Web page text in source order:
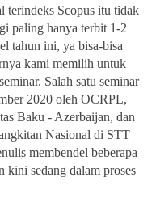
terindeks Scopus itu tidak
paling hanya terbit 1-2
tahun ini, ya bisa-bisa
kami memilih untuk
Salah satu seminar
2020 oleh OCRPL,
Baku - Azerbaijan, dan
Nasional di STT
membendel beberapa
kini sedang dalam proses